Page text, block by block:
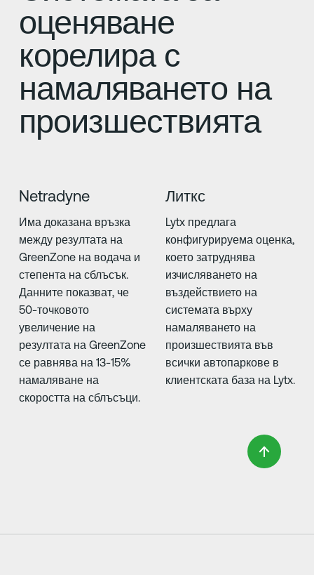
оценяване
корелира с
намаляването на
произшествията
Netradyne
Има доказана връзка
между резултата на
GreenZone на водача и
степента на сблъсък.
Данните показват, че
50-точковото
увеличение на
резултата на GreenZone
се равнява на 13-15%
намаляване на
скоростта на сблъсъци.
Литкс
Lytx предлага
конфигурируема оценка,
което затруднява
изчисляването на
въздействието на
системата върху
намаляването на
произшествията във
всички автопаркове в
клиентската база на Lytx.